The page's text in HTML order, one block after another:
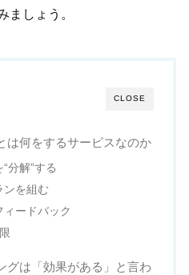
ましょう。
CLOSE
は何をするサービスなのか
分解”する
を組む
ードバック
グは「効果がある」と言わ